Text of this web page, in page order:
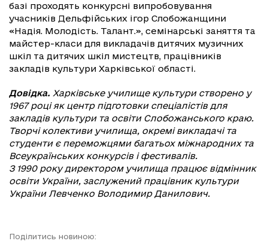
базі проходять конкурсні випробовування
учасників Дельфійських ігор Слобожанщини
«Надія. Молодість. Талант.», семінарські заняття та
майстер-класи для викладачів дитячих музичних
шкіл та дитячих шкіл мистецтв, працівників
закладів культури Харківської області.
Довідка. Харківське училище культури створено у
1967 році як центр підготовки спеціалістів для
закладів культури та освіти Слобожанського краю.
Творчі колективи училища, окремі викладачі та
студенти є переможцями багатьох міжнародних та
Всеукраїнських конкурсів і фестивалів.
З 1990 року директором училища працює відмінник
освіти України, заслужений працівник культури
України Левченко Володимир Данилович.
Поділитись новиною: